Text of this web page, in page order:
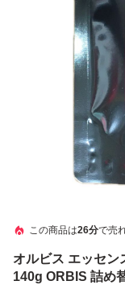
この商品は26分で売
オルビス エッセン
140g ORBIS 詰め